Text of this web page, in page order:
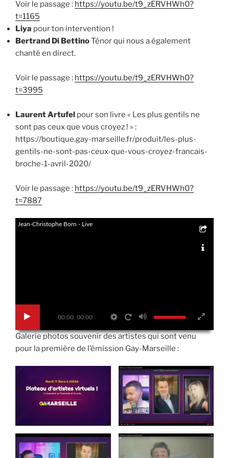
Voir le passage : https://youtu.be/t9_zERVHWh0?
t=1165
Liya pour ton intervention !
Bertrand Di BettinoTénor qui nous a également
chanté en direct.
Voir le passage : https://youtu.be/t9_zERVHWh0?
t=3995
Laurent Artufel pour son livre « Les plus gentils ne
sont pas ceux que vous croyez ! » :
https://boutique.gay-marseille.fr/produit/les-plus-
gentils-ne-sont-pas-ceux-que-vous-croyez-francais-
broche-1-avril-2020/
Voir le passage : https://youtu.be/t9_zERVHWh0?
t=7887
00:00 00:00
Jean-Christophe Born - Live
Galerie photos souvenir des artistes qui sont venu
pour la première de l’émission Gay-Marseille :